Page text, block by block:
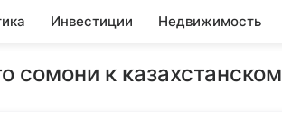
Инвестиции Недвижимость
сомони к